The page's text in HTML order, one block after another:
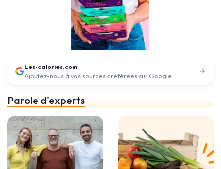
Les-calories.com
Ajoutez-nous à vos sources préférées sur Google
Parole d'experts